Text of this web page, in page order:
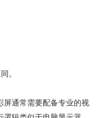
。
屏通常需要配备专业的视